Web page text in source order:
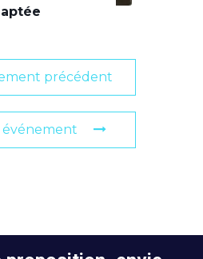
précédent
événement